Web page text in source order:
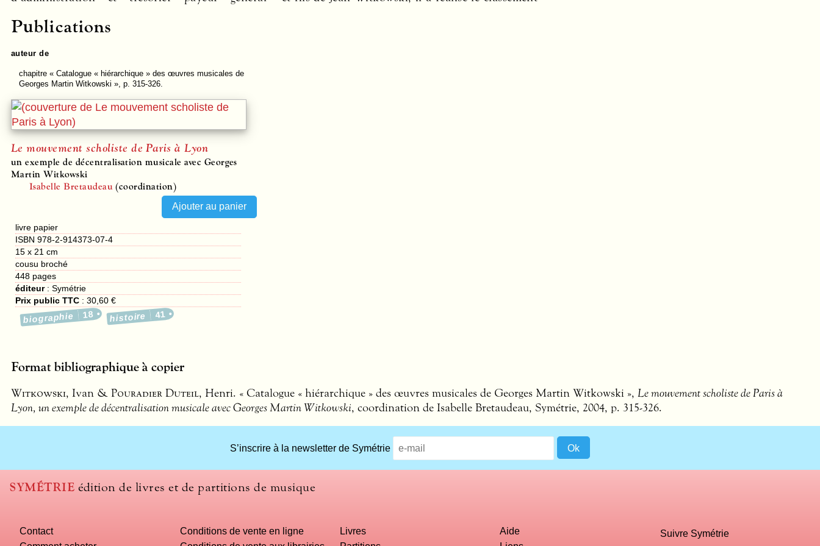
Publications
auteur de
chapitre« Catalogue « hiérarchique » des œuvres musicales de
Georges Martin Witkowski », p. 315-326.
Le mouvement scholiste de Paris à Lyon
un exemple de décentralisation musicale avec Georges
Martin Witkowski
Isabelle Bretaudeau (coordination)
livre papier
ISBN 978-2-914373-07-4
15 x 21 cm
cousu broché
448 pages
éditeur:Symétrie
Prix public TTC :30,60 €
biographie 18 histoire 41
Format bibliographique à copier
Witkowski, Ivan & Pouradier Duteil, Henri. « Catalogue « hiérarchique » des œuvres musicales de Georges Martin Witkowski », Le mouvement scholiste de Paris à
Lyon, un exemple de décentralisation musicale avec Georges Martin Witkowski, coordination de Isabelle Bretaudeau, Symétrie, 2004, p. 315-326.
S’inscrire à la newsletter de Symétrie
SYMÉTRIE édition de livres et de partitions de musique
Contact
Conditions de vente en ligne
Livres
Aide
Suivre Symétrie